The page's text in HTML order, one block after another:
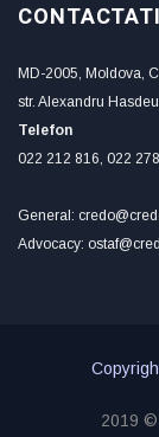
MD-2005, Moldova,
str. Alexandru
Telefon
022 212 816, 022
General:
Advocacy:
2019 ©